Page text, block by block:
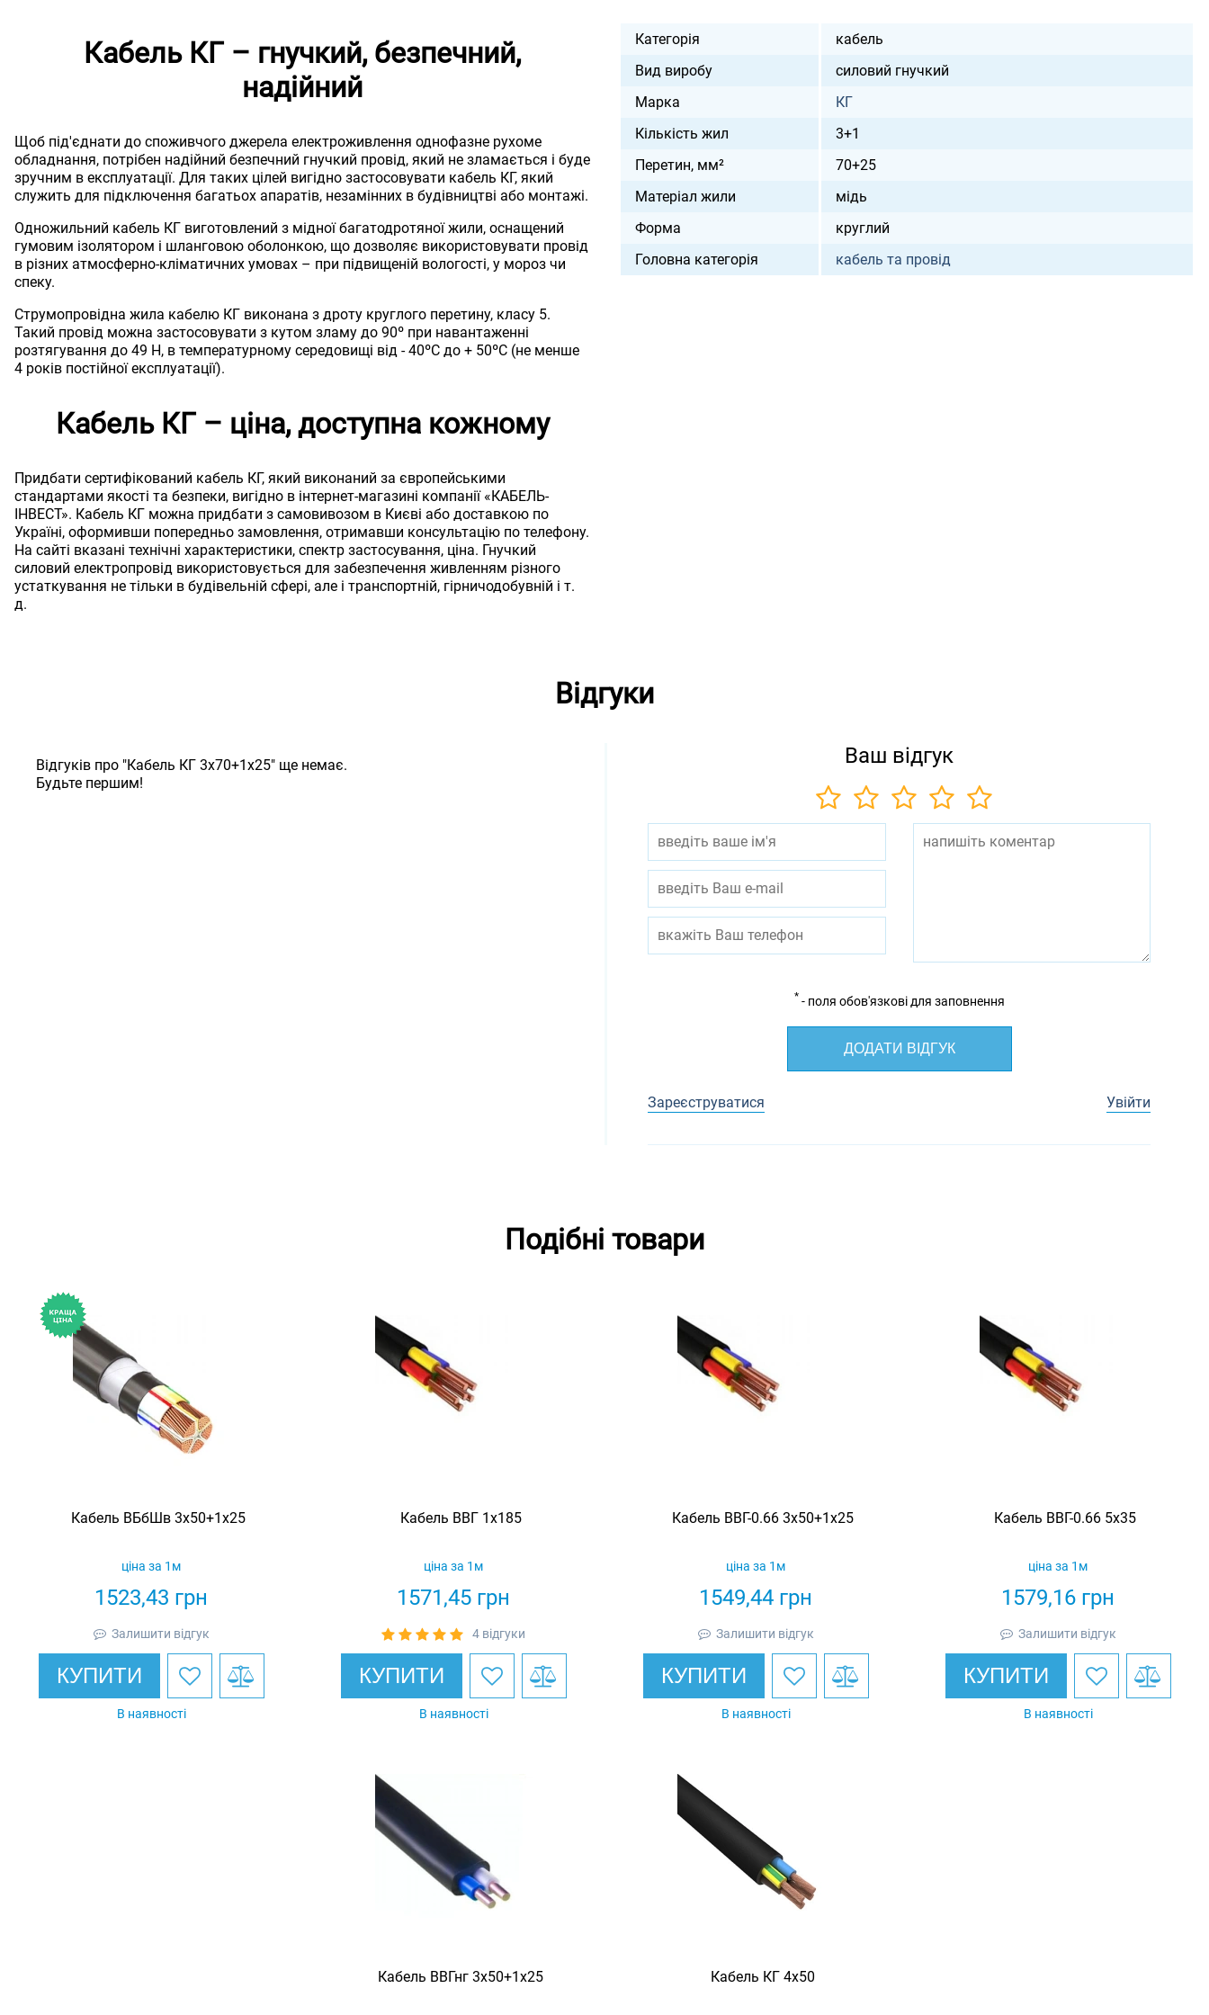
Кабель КГ – гнучкий, безпечний,
надійний
Щоб під'єднати до споживчого джерела електроживлення однофазне рухоме
обладнання, потрібен надійний безпечний гнучкий провід, який не зламається і буде
зручним в експлуатації. Для таких цілей вигідно застосовувати кабель КГ, який
служить для підключення багатьох апаратів, незамінних в будівництві або монтажі.
Одножильний кабель КГ виготовлений з мідної багатодротяної жили, оснащений
гумовим ізолятором і шланговою оболонкою, що дозволяє використовувати провід
в різних атмосферно-кліматичних умовах – при підвищеній вологості, у мороз чи
спеку.
Струмопровідна жила кабелю КГ виконана з дроту круглого перетину, класу 5.
Такий провід можна застосовувати з кутом зламу до 90º при навантаженні
розтягування до 49 Н, в температурному середовищі від - 40ºС до + 50ºС (не менше
4 років постійної експлуатації).
Кабель КГ – ціна, доступна кожному
Придбати сертифікований кабель КГ, який виконаний за європейськими
стандартами якості та безпеки, вигідно в інтернет-магазині компанії «КАБЕЛЬ-
ІНВЕСТ». Кабель КГ можна придбати з самовивозом в Києві або доставкою по
Україні, оформивши попередньо замовлення, отримавши консультацію по телефону.
На сайті вказані технічні характеристики, спектр застосування, ціна. Гнучкий
силовий електропровід використовується для забезпечення живленням різного
устаткування не тільки в будівельній сфері, але і транспортній, гірничодобувній і т.
д.
Категорія
кабель
Вид виробу
силовий гнучкий
Марка
КГ
Кількість жил
3+1
Перетин, мм²
70+25
Матеріал жили
мідь
Форма
круглий
Головна категорія
кабель та провід
Відгуки
Відгуків про "Кабель КГ 3х70+1х25" ще немає.
Будьте першим!
Ваш відгук
* - поля обов'язкові для заповнення
ДОДАТИ ВІДГУК
Зареєструватися Увійти
Подібні товари
Кабель ВБбШв 3х50+1х25
1523,43 грн
ціна за 1м
Залишити відгук
КУПИТИ
В наявності
Кабель ВВГ 1х185
1571,45 грн
ціна за 1м
4 відгуки
КУПИТИ
В наявності
Кабель ВВГ-0.66 3х50+1х25
1549,44 грн
ціна за 1м
Залишити відгук
КУПИТИ
В наявності
Кабель ВВГ-0.66 5х35
1579,16 грн
ціна за 1м
Залишити відгук
КУПИТИ
В наявності
Кабель ВВГнг 3х50+1х25 Кабель КГ 4х50